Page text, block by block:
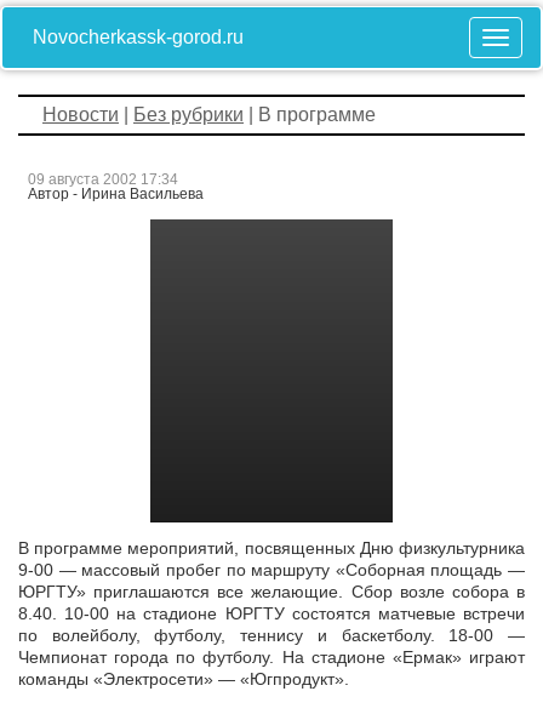
Novocherkassk-gorod.ru
Новости Без рубрики | В программе
09 августа 2002 17:34
Автор - Ирина Васильева
В программе мероприятий, посвященных Дню физкультурника
9-00 — массовый пробег по маршруту «Соборная площадь —
ЮРГТУ» приглашаются все желающие. Сбор возле собора в
8.40. 10-00 на стадионе ЮРГТУсостоятся матчевые встречи
по волейболу, футболу, теннису и баскетболу. 18-00 —
Чемпионат города по футболу. На стадионе «Ермак» играют
команды «Электросети» — «Югпродукт».